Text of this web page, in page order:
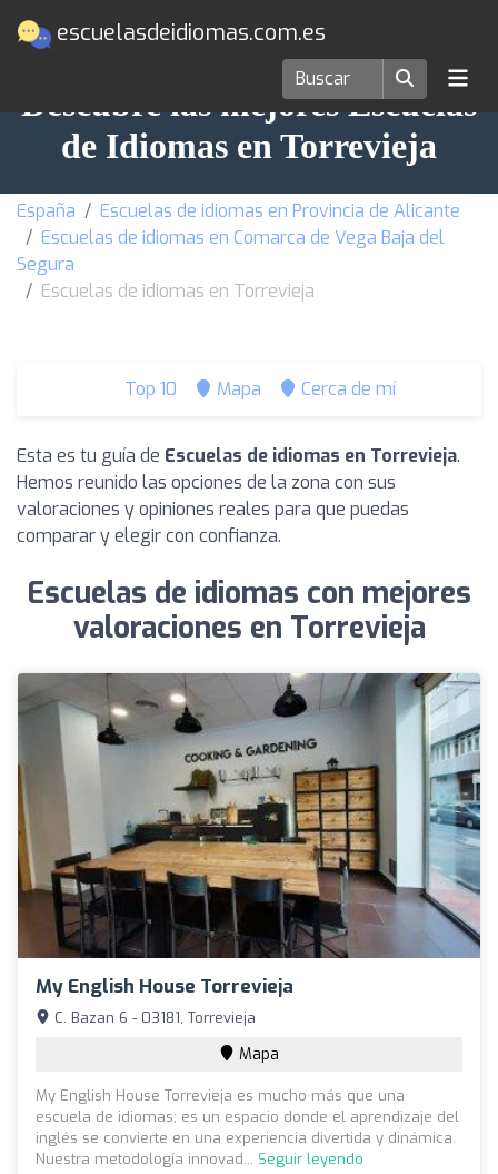
escuelasdeidiomas.com.es
Descubre las mejores Escuelas
de Idiomas en Torrevieja
España
Escuelas de idiomas en Provincia de Alicante
Escuelas de idiomas en Comarca de Vega Baja del
Segura
Escuelas de idiomas en Torrevieja
Top 10 Mapa Cerca de mí
Esta es tu guía de Escuelas de idiomas en Torrevieja.
Hemos reunido las opciones de la zona con sus
valoraciones y opiniones reales para que puedas
comparar y elegir con confianza.
Escuelas de idiomas con mejores
valoraciones en Torrevieja
My English House Torrevieja
C. Bazan 6 - 03181, Torrevieja
Mapa
My English House Torrevieja es mucho más que una
escuela de idiomas; es un espacio donde el aprendizaje del
inglés se convierte en una experiencia divertida y dinámica.
Nuestra metodología innovad... Seguir leyendo